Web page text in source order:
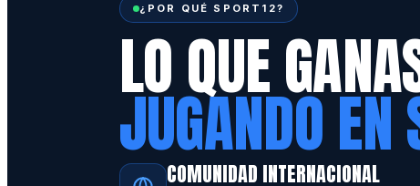
¿POR QUÉ SPORT12?
LO QUE
JUGANDO EN
COMUNIDAD INTERNACIONAL